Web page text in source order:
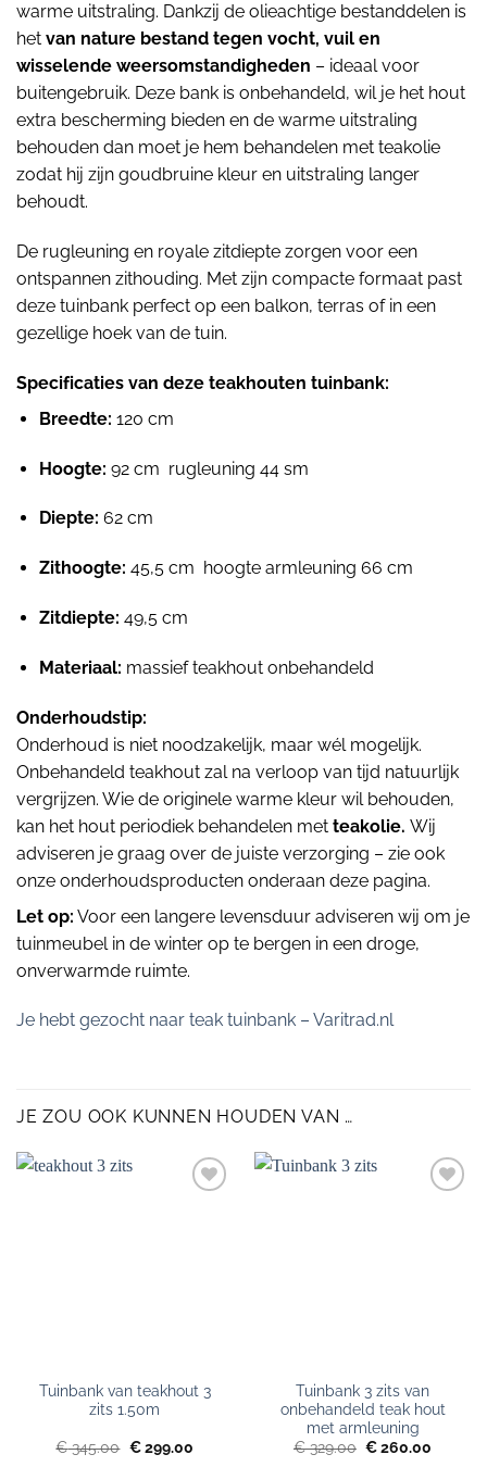
warme uitstraling. Dankzij de olieachtige bestanddelen is
het van nature bestand tegen vocht, vuil en
wisselende weersomstandigheden – ideaal voor
buitengebruik. Deze bank is onbehandeld, wil je het hout
extra bescherming bieden en de warme uitstraling
behouden dan moet je hem behandelen met teakolie
zodat hij zijn goudbruine kleur en uitstraling langer
behoudt.
De rugleuning en royale zitdiepte zorgen voor een
ontspannen zithouding. Met zijn compacte formaat past
deze tuinbank perfect op een balkon, terras of in een
gezellige hoek van de tuin.
Specificaties van deze teakhouten tuinbank:
Breedte: 120 cm
Hoogte: 92 cm rugleuning 44 sm
Diepte: 62 cm
Zithoogte: 45,5 cm hoogte armleuning 66 cm
Zitdiepte: 49,5 cm
Materiaal: massief teakhout onbehandeld
Onderhoudstip:
Onderhoud is niet noodzakelijk, maar wél mogelijk.
Onbehandeld teakhout zal na verloop van tijd natuurlijk
vergrijzen. Wie de originele warme kleur wil behouden,
kan het hout periodiek behandelen met teakolie. Wij
adviseren je graag over de juiste verzorging – zie ook
onze onderhoudsproducten onderaan deze pagina.
Let op: Voor een langere levensduur adviseren wij om je
tuinmeubel in de winter op te bergen in een droge,
onverwarmde ruimte.
Je hebt gezocht naar teak tuinbank – Varitrad.nl
JE ZOU OOK KUNNEN HOUDEN VAN …
Tuinbank van teakhout 3
zits 1.50m
€345.00 Oorspronkelijke
prijs
€299.00Huidige
Tuinbank 3 zits van
onbehandeld teak hout
met armleuning
€329.00 Oorspronkelijke
€260.00